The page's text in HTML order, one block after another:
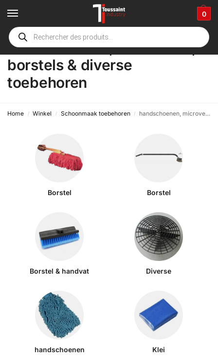
0
handschoenen, microvezel,
borstels & diverse
toebehoren
Home / Winkel / Schoonmaak toebehoren / handschoenen, microvezel, borstels & diverse toebehoren
Borstel Borstel
Borstel & handvat Diverse
handschoenen Klei